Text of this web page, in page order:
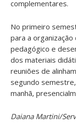
complementares.
No primeiro
para a
pedagógico e
dos materiais
reuniões de
segundo
manhã,
Daiana Martini/